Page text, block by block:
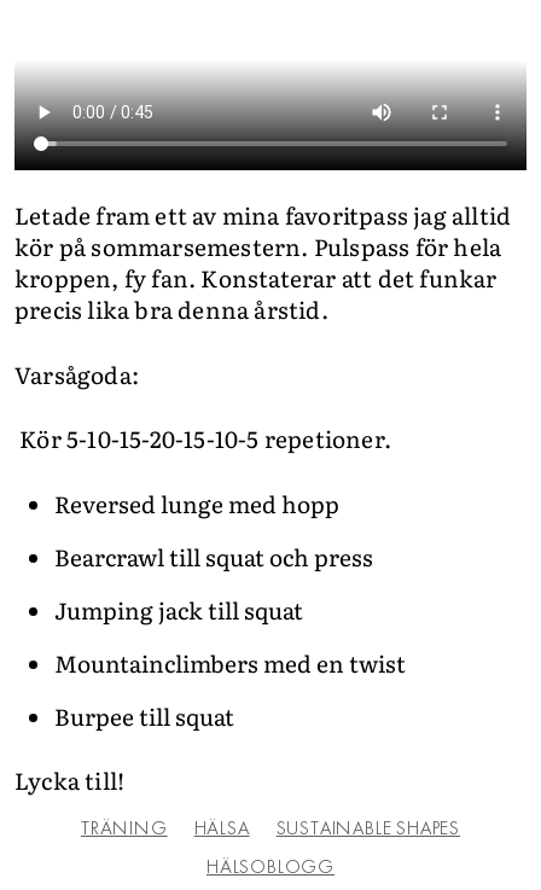
Letade fram ett av mina favoritpass jag alltid
kör på sommarsemestern. Pulspass för hela
kroppen, fy fan. Konstaterar att det funkar
precis lika bra denna årstid.
Varsågoda:
Kör 5-10-15-20-15-10-5 repetioner.
Reversed lunge med hopp
Bearcrawl till squat och press
Jumping jack till squat
Mountainclimbers med en twist
Burpee till squat
Lycka till!
TRÄNING HÄLSA
SUSTAINABLE SHAPES
HÄLSOBLOGG